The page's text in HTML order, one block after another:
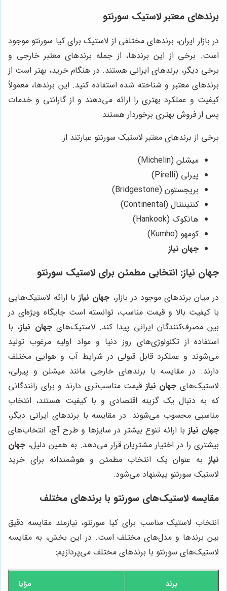
برندهای معتبر لاستیک سورنتو
در بازار ایران، برندهای مختلفی از لاستیک برای کیا سورنتو موجود
است. برخی از این برندها، از جمله برندهای معتبر خارجی و
برخی دیگر، برندهای ایرانی هستند. در هنگام خرید، بهتر است از
برندهای معتبر و شناخته شده استفاده کنید. این برندها، معمولاً
کیفیت و عملکرد بهتری را ارائه می‌دهند و از گارانتی و خدمات
پس از فروش بهتری برخوردار هستند.
برخی از برندهای معتبر لاستیک سورنتو عبارتند از:
میشلن (Michelin)
پیرلی (Pirelli)
بریجستون (Bridgestone)
کنتیننتال (Continental)
هانکوک (Hankook)
کومهو (Kumho)
جهان نیاز
جهان نیاز: انتخابی مطمئن برای لاستیک سورنتو
در میان برندهای موجود در بازار، جهان نیاز با ارائه لاستیک‌هایی
با کیفیت بالا و قیمت مناسب، توانسته است جایگاه ویژه‌ای در
بین مصرف‌کنندگان ایرانی پیدا کند. لاستیک‌هایجهان نیاز، با
استفاده از تکنولوژی‌های روز دنیا و مواد اولیه مرغوب تولید
می‌شوند و عملکرد قابل قبولی در شرایط آب و هوایی مختلف
دارند. در مقایسه با برندهای خارجی مانند میشلن و پیرلی،
لاستیک‌های جهان نیاز قیمت مناسب‌تری دارند و برای رانندگانی
که به دنبال یک گزینه اقتصادی و با کیفیت هستند، انتخاب
مناسبی محسوب می‌شوند. در مقایسه با برندهای ایرانی دیگر،
جهان نیاز با ارائه تنوع بیشتر در سایزها و طرح آج، انتخاب‌های
بیشتری را در اختیار مشتریان قرار می‌دهد. به همین دلیل، جهان
نیاز به عنوان یک انتخاب مطمئن و هوشمندانه برای خرید
لاستیک سورنتو پیشنهاد می‌شود.
مقایسه لاستیک‌های سورنتو با برندهای مختلف
انتخاب لاستیک مناسب برای کیا سورنتو، نیازمند مقایسه دقیق
بین برندها و مدل‌های مختلف است. در این بخش، به مقایسه
لاستیک‌های سورنتو با برندهای مختلف می‌پردازیم:
برند مزایا